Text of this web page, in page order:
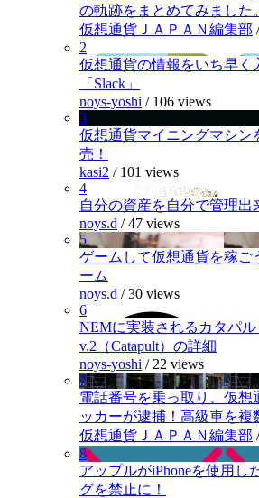
の軌跡をまとめてみました。
仮想通貨ＪＡＰＡＮ編集部
2
仮想通貨の情報をいち早く
「Slack」
noys-yoshi / 106 views
3
仮想通貨マイニングマシン
売！
kasi2 / 101 views
4
自分の資産を自分で管理出
noys.d /47 views
5
ゲームして仮想通貨を稼ご
ーム
noys.d /30 views
6
NEMに実装されるカタパ
v.2（Catapult）の詳細
noys-yoshi / 22 views
7
電話番号を乗っ取り、仮想
ッカーが逮捕！高級車を複
仮想通貨ＪＡＰＡＮ編集部
8
アップルがiPhoneを使用し
グを禁止に！